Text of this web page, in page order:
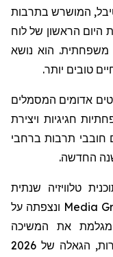
הפסטיבל, המושרש בתרבות
היום הראשון של לוח
הוא נושא
טובים יותר.
אדומים המסמלים
חגיגיות ויצירת
חובבי תרבות ברחבי
החדשה.
טלוויזיה שנתית
Media Group ונצפתה על
מגלמת את המשיכה
התרבותית של סין. עם סיום שלוש החזרות, הגאלה של 2026